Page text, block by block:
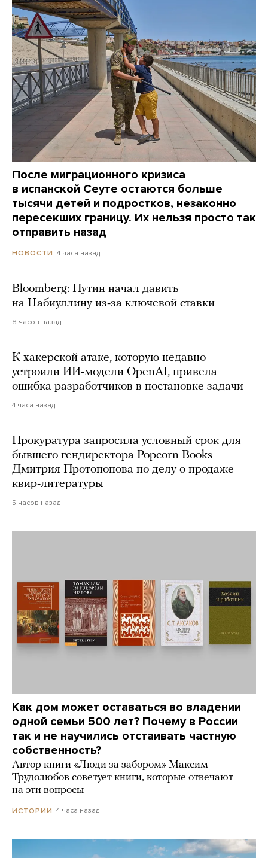
После миграционного кризиса
в испанской Сеуте остаются больше
тысячи детей и подростков, незаконно
пересекших границу. Их нельзя просто так
отправить назад
НОВОСТИ 4 часа назад
Bloomberg: Путин начал давить
на Набиуллину из-за ключевой ставки
8 часов назад
К хакерской атаке, которую недавно
устроили ИИ-модели OpenAI, привела
ошибка разработчиков в постановке задачи
4 часа назад
Прокуратура запросила условный срок для
бывшего гендиректора Popcorn Books
Дмитрия Протопопова по делу о продаже
квир-литературы
5 часов назад
Как дом может оставаться во владении
одной семьи 500 лет? Почему в России
так и не научились отстаивать частную
собственность?
Автор книги «Люди за забором» Максим
Трудолюбов советует книги, которые отвечают
на эти вопросы
ИСТОРИИ 4 часа назад